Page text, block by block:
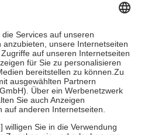
in Höhe von zehn
nie mehr als die tatsächlichen
auch für Online-Apotheken.
beträgt die
sowie zehn Euro je
für ihre eigene Gesundheit zu
der Familie zu unterstützen,